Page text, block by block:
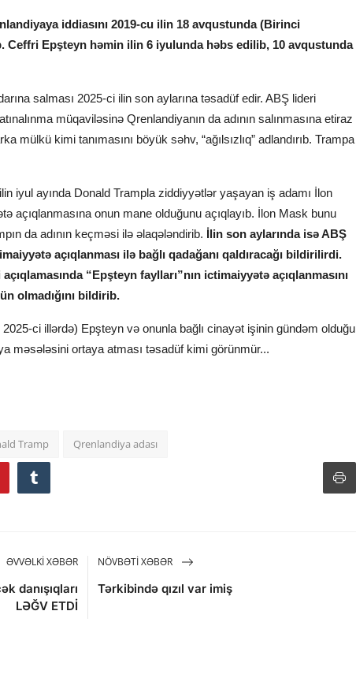
iddiasını 2019-cu ilin 18 avqustunda (Birinci
Epşteyn həmin ilin 6 iyulunda həbs edilib, 10 avqustunda
salması 2025-ci ilin son aylarına təsadüf edir. ABŞ lideri
müqaviləsinə Qrenlandiyanın da adının salınmasına etiraz
mülkü kimi tanımasını böyük səhv, “ağılsızlıq” adlandırıb. Trampa
iyul ayında Donald Trampla ziddiyyətlər yaşayan iş adamı İlon
açıqlanmasına onun mane olduğunu açıqlayıb. İlon Mask bunu
da adının keçməsi ilə əlaqələndirib. İlin son aylarında isə ABŞ
açıqlanması ilə bağlı qadağanı qaldıracağı bildirilirdi.
“Epşteyn faylları”nın ictimaiyyətə açıqlanmasını
olmadığını bildirib.
ci illərdə) Epşteyn və onunla bağlı cinayət işinin gündəm olduğu
məsələsini ortaya atması təsadüf kimi görünmür...
Tramp Qrenlandiya adası
ƏVVƏLKI XƏBƏR
danışıqları
LƏĞV ETDİ
NÖVBƏTI XƏBƏR
Tərkibində qızıl var imiş